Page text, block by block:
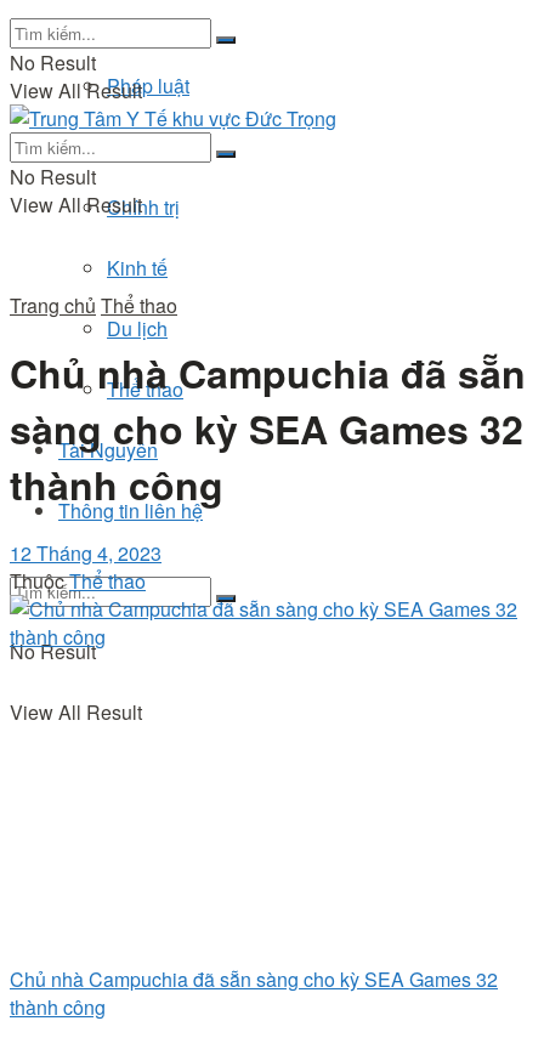
Xã hội
Pháp luật
Chính trị
Kinh tế
Du lịch
Thể thao
Tài Nguyên
Thông tin liên hệ
No Result
View All Result
No Result
View All Result
No Result
View All Result
Trang chủ Thể thao
Chủ nhà Campuchia đã sẵn
sàng cho kỳ SEA Games 32
thành công
12 Tháng 4, 2023
ThuộcThể thao
Chủ nhà Campuchia đã sẵn sàng cho kỳ SEA Games 32
thành công